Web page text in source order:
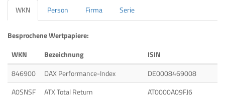
WKN
Person Firma Serie
Besprochene Wertpapiere:
WKN
Bezeichnung
ISIN
846900
DAX Performance-Index
DE0008469008
A0SNSF
ATX Total Return
AT0000A09FJ6